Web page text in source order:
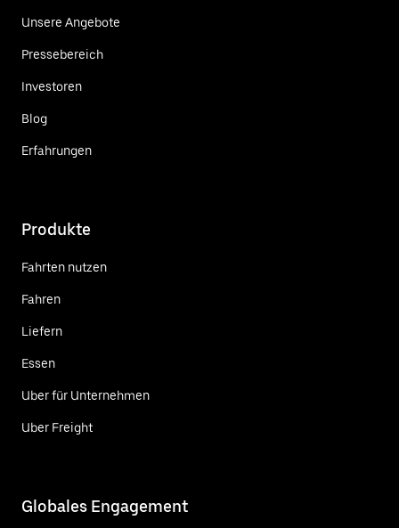
Unsere Angebote
Pressebereich
Investoren
Blog
Erfahrungen
Produkte
Fahrten nutzen
Fahren
Liefern
Essen
Uber für Unternehmen
Uber Freight
Globales Engagement